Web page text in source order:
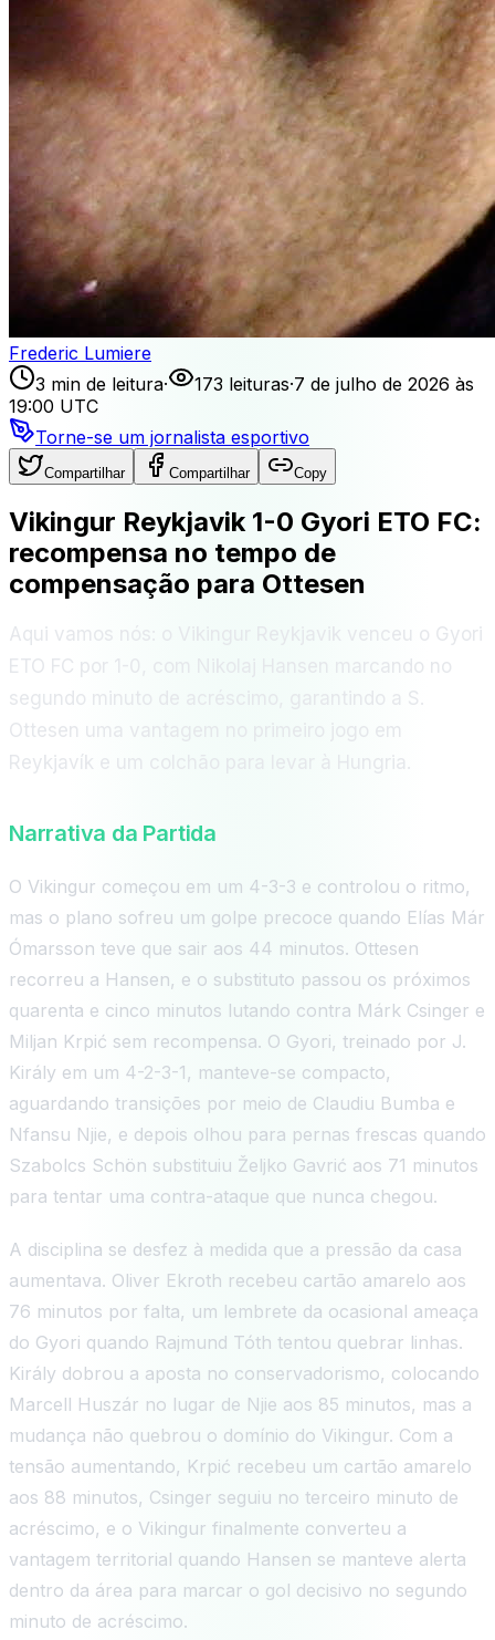
Frederic Lumiere
3 min de leitura· 173 leituras·7 de julho de 2026 às
19:00 UTC
Torne-se um jornalista esportivo
Compartilhar Compartilhar Copy
Vikingur Reykjavik 1-0 Gyori ETO FC:
recompensa no tempo de
compensação para Ottesen
Aqui vamos nós: o Vikingur Reykjavik venceu o Gyori
ETO FC por 1-0, com Nikolaj Hansen marcando no
segundo minuto de acréscimo, garantindo a S.
Ottesen uma vantagem no primeiro jogo em
Reykjavík e um colchão para levar à Hungria.
Narrativa da Partida
O Vikingur começou em um 4-3-3 e controlou o ritmo,
mas o plano sofreu um golpe precoce quando Elías Már
Ómarsson teve que sair aos 44 minutos. Ottesen
recorreu a Hansen, e o substituto passou os próximos
quarenta e cinco minutos lutando contra Márk Csinger e
Miljan Krpić sem recompensa. O Gyori, treinado por J.
Király em um 4-2-3-1, manteve-se compacto,
aguardando transições por meio de Claudiu Bumba e
Nfansu Njie, e depois olhou para pernas frescas quando
Szabolcs Schön substituiu Željko Gavrić aos 71 minutos
para tentar uma contra-ataque que nunca chegou.
A disciplina se desfez à medida que a pressão da casa
aumentava. Oliver Ekroth recebeu cartão amarelo aos
76 minutos por falta, um lembrete da ocasional ameaça
do Gyori quando Rajmund Tóth tentou quebrar linhas.
Király dobrou a aposta no conservadorismo, colocando
Marcell Huszár no lugar de Njie aos 85 minutos, mas a
mudança não quebrou o domínio do Vikingur. Com a
tensão aumentando, Krpić recebeu um cartão amarelo
aos 88 minutos, Csinger seguiu no terceiro minuto de
acréscimo, e o Vikingur finalmente converteu a
vantagem territorial quando Hansen se manteve alerta
dentro da área para marcar o gol decisivo no segundo
minuto de acréscimo.